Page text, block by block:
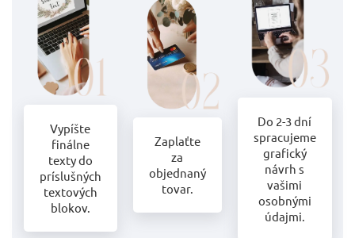
Vypíšte
finálne
texty do
príslušných
textových
blokov.
Zaplaťte
za
objednaný
tovar.
Do 2-3 dní
spracujeme
grafický
návrh s
vašimi
osobnými
údajmi.